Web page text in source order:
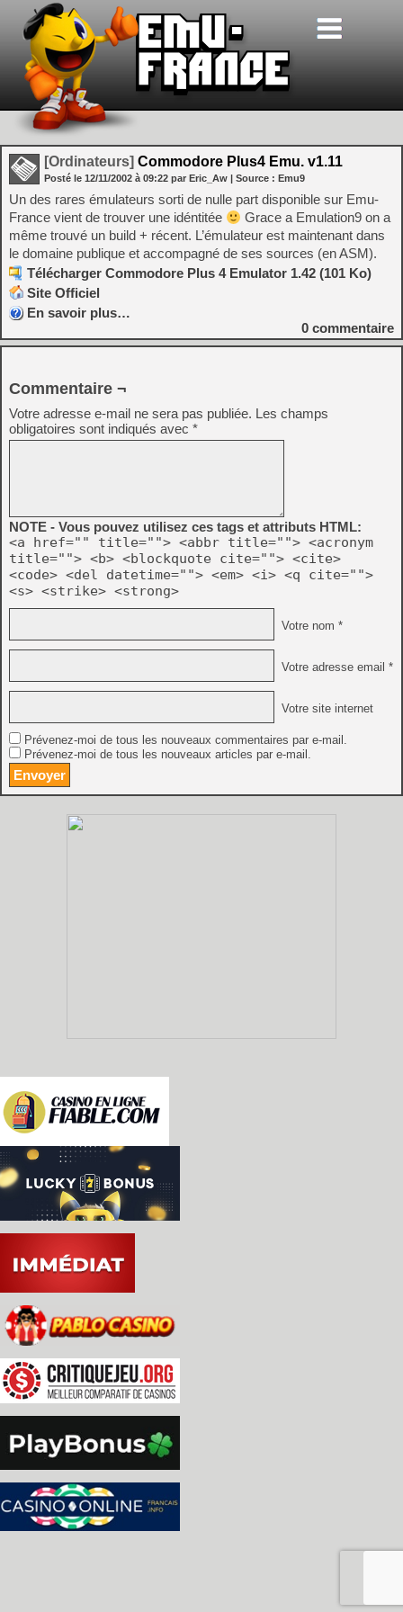
[Ordinateurs] Commodore Plus4 Emu. v1.11
Posté le 12/11/2002 à 09:22 par Eric_Aw | Source : Emu9
Un des rares émulateurs sorti de nulle part disponible sur Emu-
France vient de trouver une idéntitée
Grace a Emulation9 on a
même trouvé un build + récent. L’émulateur est maintenant dans
le domaine publique et accompagné de ses sources (en ASM).
Télécharger Commodore Plus 4 Emulator 1.42 (101 Ko)
Site Officiel
En savoir plus…
0 commentaire
Commentaire ¬
Votre adresse e-mail ne sera pas publiée. Les champs
obligatoires sont indiqués avec *
NOTE - Vous pouvez utilisez ces tags et attributs HTML:
<a href="" title=""> <abbr title=""> <acronym
title=""> <b> <blockquote cite=""> <cite>
<code> <del datetime=""> <em> <i> <q cite="">
<s> <strike> <strong>
Votre nom *
Votre adresse email *
Votre site internet
Prévenez-moi de tous les nouveaux commentaires par e-mail.
Prévenez-moi de tous les nouveaux articles par e-mail.